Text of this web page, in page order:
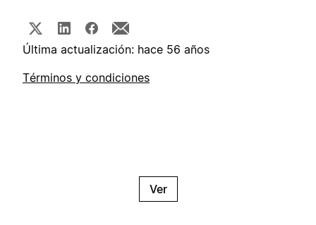
Última actualización: hace 56 años
Términos y condiciones
Ver